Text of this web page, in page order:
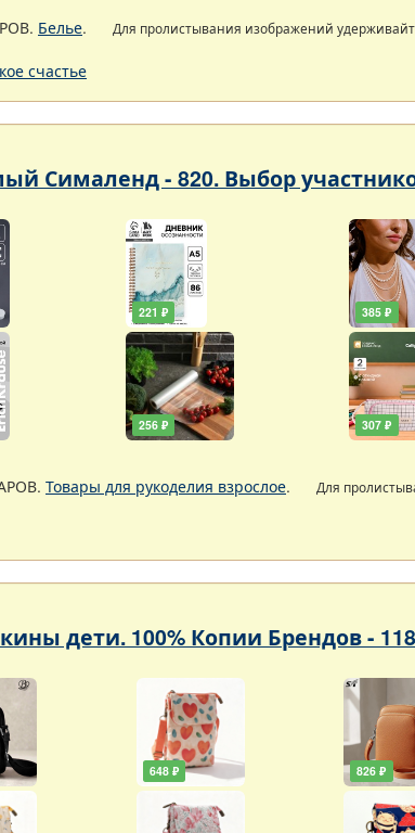
Белье. Для пролистывания изображений
счастье
Сималенд - 820. Выбор
221 ₽
256 ₽
385 ₽
307 ₽
Товары для рукоделия взрослое. Для
дети. 100% Копии Брендов -
648 ₽ 826 ₽